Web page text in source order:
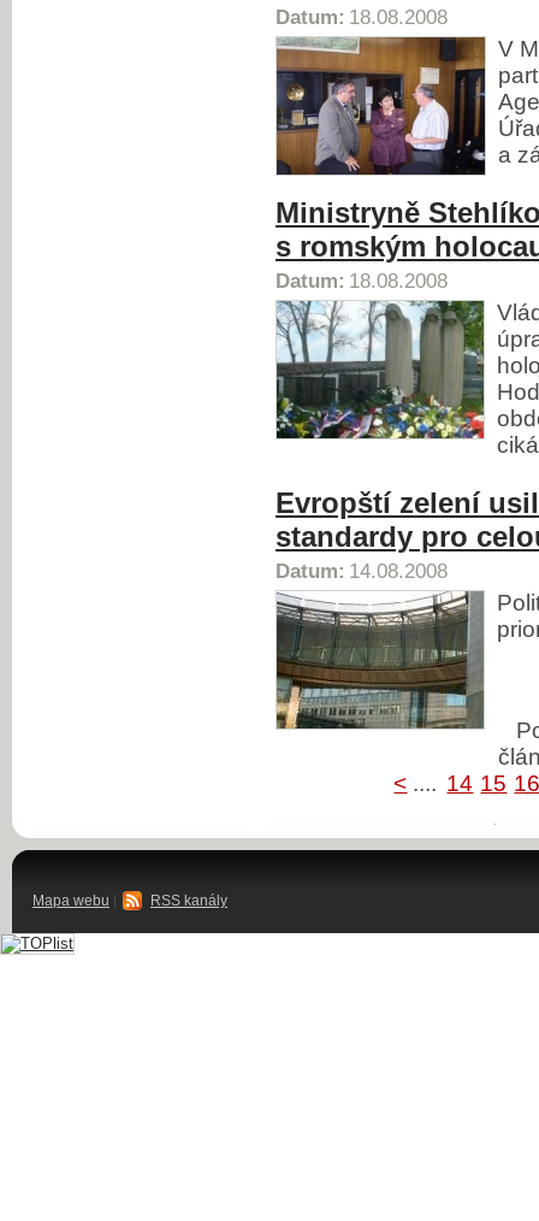
Datum: 18.08.2008
V
a
Ministryně
s romským
Datum: 18.08.2008
Evropští zelení
standardy pro
Datum: 14.08.2008
< .... 14 15
Mapa webu RSS kanály